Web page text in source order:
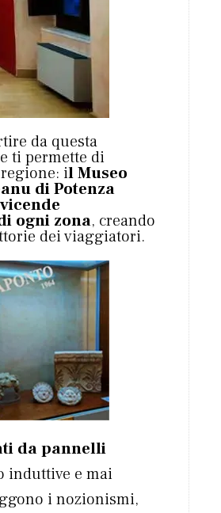
da questa
ti permette di
il Museo
di Potenza
ogni zona, creando
dei viaggiatori.
da pannelli
induttive e mai
i nozionismi,